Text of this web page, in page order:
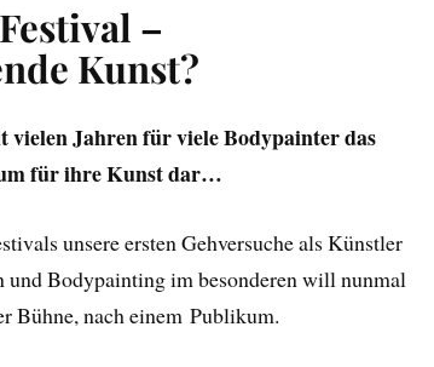
–
Kunst?
vielen Jahren für viele Bodypainter das
für ihre Kunst dar…
unsere ersten Gehversuche als Künstler
Bodypainting im besonderen will nunmal
Bühne, nach einem Publikum.